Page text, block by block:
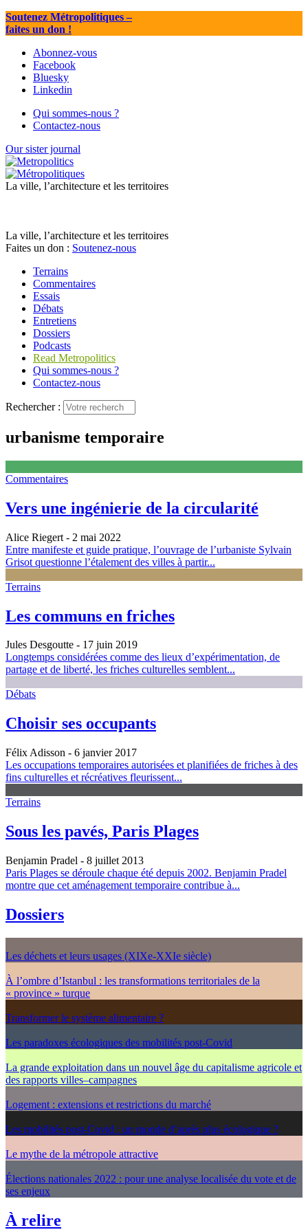
Soutenez Métropolitiques–
faites un don !
Abonnez-vous
Facebook
Bluesky
Linkedin
Qui sommes-nous ?
Contactez-nous
Our sister journal
La ville, l’architecture et les territoires
La ville, l’architecture et les territoires
Faites un don : Soutenez-nous
Terrains
Commentaires
Essais
Débats
Entretiens
Dossiers
Podcasts
Read Metropolitics
Qui sommes-nous ?
Contactez-nous
Rechercher :
urbanisme temporaire
Commentaires
Vers une ingénierie de la circularité
Alice Riegert - 2 mai 2022
Entre manifeste et guide pratique, l’ouvrage de l’urbaniste Sylvain
Grisot questionne l’étalement des villes à partir...
Terrains
Les communs en friches
Jules Desgoutte - 17 juin 2019
Longtemps considérées comme des lieux d’expérimentation, de
partage et de liberté, les friches culturelles semblent...
Débats
Choisir ses occupants
Félix Adisson - 6 janvier 2017
Les occupations temporaires autorisées et planifiées de friches à des
fins culturelles et récréatives fleurissent...
Terrains
Sous les pavés, Paris Plages
Benjamin Pradel - 8 juillet 2013
Paris Plages se déroule chaque été depuis 2002. Benjamin Pradel
montre que cet aménagement temporaire contribue à...
Dossiers
Les déchets et leurs usages (XIXe-XXIe siècle)
À l’ombre d’Istanbul : les transformations territoriales de la
« province » turque
Transformer le système alimentaire ?
Les paradoxes écologiques des mobilités post-Covid
La grande exploitation dans un nouvel âge du capitalisme agricole et
des rapports villes–campagnes
Logement : extensions et restrictions du marché
Les mobilités post-Covid : un monde d’après plus écologique ?
Le mythe de la métropole attractive
Élections nationales 2022 : pour une analyse localisée du vote et de
ses enjeux
À relire